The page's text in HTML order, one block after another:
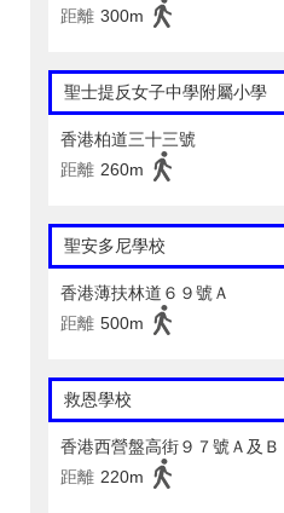
距離 300m
聖士提反女子中學附屬小學
香港柏道三十三號
距離 260m
聖安多尼學校
香港薄扶林道６９號Ａ
距離 500m
救恩學校
香港西營盤高街９７號Ａ及Ｂ
距離 220m